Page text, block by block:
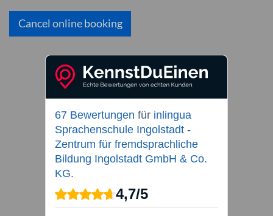
Cancel online booking
67 Bewertungen für inlingua
Sprachenschule Ingolstadt -
Zentrum für fremdsprachliche
Bildung Ingolstadt GmbH & Co.
KG.
4,7/5